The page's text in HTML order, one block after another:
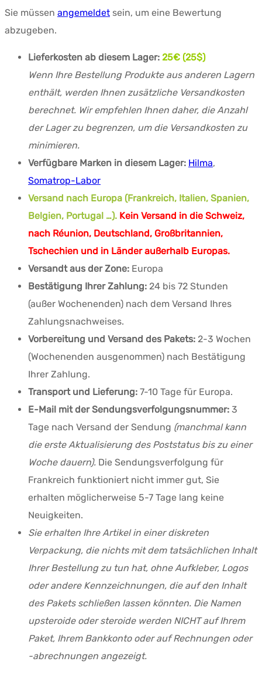
Sie müssen angemeldet sein, um eine Bewertung
abzugeben.
Lieferkosten ab diesem Lager: 25€ (25$)
Wenn Ihre Bestellung Produkte aus anderen Lagern
enthält, werden Ihnen zusätzliche Versandkosten
berechnet. Wir empfehlen Ihnen daher, die Anzahl
der Lager zu begrenzen, um die Versandkosten zu
minimieren.
Verfügbare Marken in diesem Lager: Hilma,
Somatrop-Labor
Versand nach Europa (Frankreich, Italien, Spanien,
Belgien, Portugal …). Kein Versand in die Schweiz,
nach Réunion, Deutschland, Großbritannien,
Tschechien und in Länder außerhalb Europas.
Versandt aus der Zone: Europa
Bestätigung Ihrer Zahlung: 24 bis 72 Stunden
(außer Wochenenden) nach dem Versand Ihres
Zahlungsnachweises.
Vorbereitung und Versand des Pakets: 2-3 Wochen
(Wochenenden ausgenommen) nach Bestätigung
Ihrer Zahlung.
Transport und Lieferung: 7-10 Tage für Europa.
E-Mail mit der Sendungsverfolgungsnummer: 3
Tage nach Versand der Sendung (manchmal kann
die erste Aktualisierung des Poststatus bis zu einer
Woche dauern). Die Sendungsverfolgung für
Frankreich funktioniert nicht immer gut, Sie
erhalten möglicherweise 5-7 Tage lang keine
Neuigkeiten.
Sie erhalten Ihre Artikel in einer diskreten
Verpackung, die nichts mit dem tatsächlichen Inhalt
Ihrer Bestellung zu tun hat, ohne Aufkleber, Logos
oder andere Kennzeichnungen, die auf den Inhalt
des Pakets schließen lassen könnten. Die Namen
upsteroide oder steroide werden NICHT auf Ihrem
Paket, Ihrem Bankkonto oder auf Rechnungen oder
-abrechnungen angezeigt.